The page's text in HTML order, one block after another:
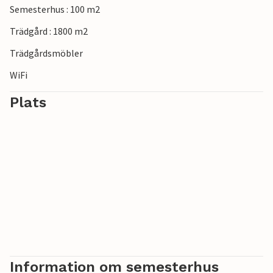
Semesterhus : 100 m2
Trädgård : 1800 m2
Trädgårdsmöbler
WiFi
Plats
Information om semesterhus